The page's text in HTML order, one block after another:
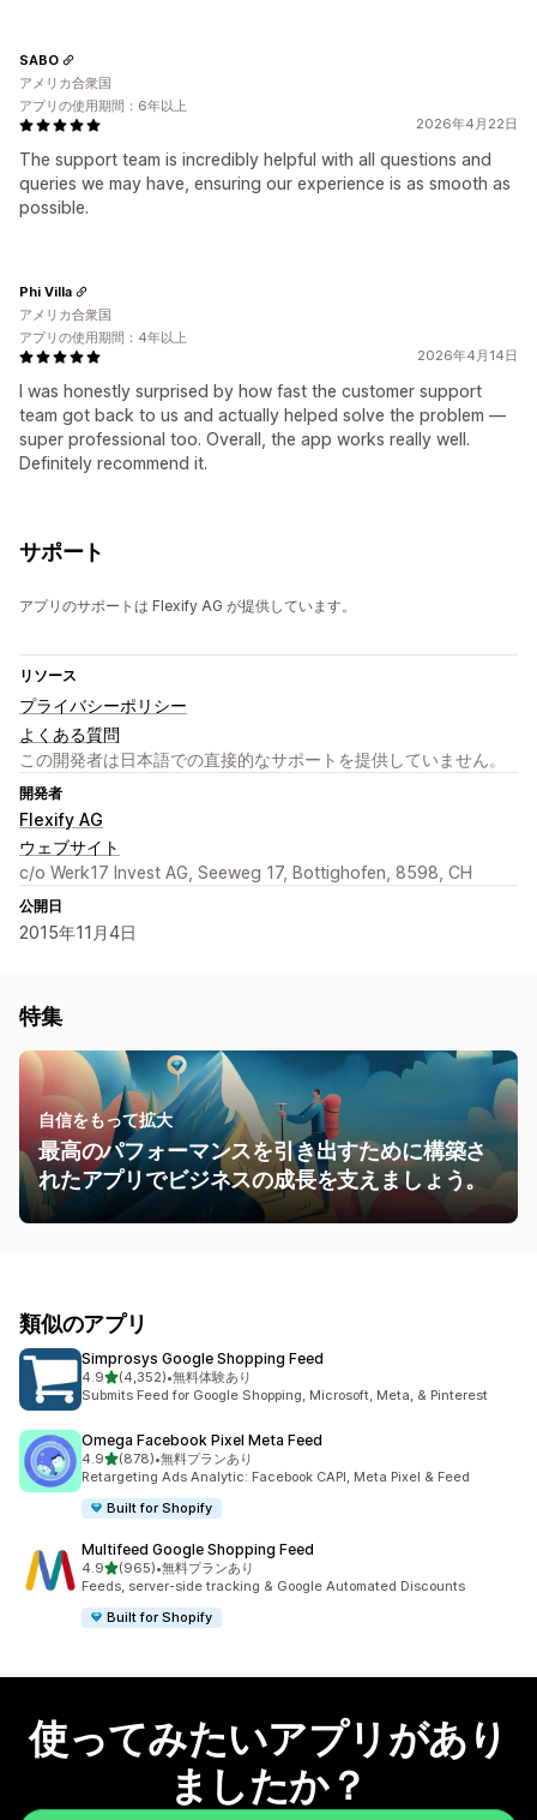
2026年4月22日
The support team is incredibly helpful with all questions and
queries we may have, ensuring our experience is as smooth as
possible.
SABO
アメリカ合衆国
アプリの使用期間：6年以上
2026年4月14日
I was honestly surprised by how fast the customer support
team got back to us and actually helped solve the problem —
super professional too. Overall, the app works really well.
Definitely recommend it.
Phi Villa
アメリカ合衆国
アプリの使用期間：4年以上
サポート
アプリのサポートは Flexify AG が提供しています。
リソース
プライバシーポリシー
よくある質問
この開発者は日本語での直接的なサポートを提供していません。
開発者
Flexify AG
ウェブサイト
c/o Werk17 Invest AG, Seeweg 17, Bottighofen, 8598, CH
公開日
2015年11月4日
特集
自信をもって拡大
最高のパフォーマンスを引き出すために構築さ
れたアプリでビジネスの成長を支えましょう。
類似のアプリ
Simprosys Google Shopping Feed
4.95つ星中
(4,352)
合計レビュー数：4352件
•無料体験あり
Submits Feed for Google Shopping, Microsoft, Meta, & Pinterest
Omega Facebook Pixel Meta Feed
4.95つ星中
(878)
合計レビュー数：878件
•無料プランあり
Retargeting Ads Analytic: Facebook CAPI, Meta Pixel & Feed
Built for Shopify
Multifeed Google Shopping Feed
4.95つ星中
(965)
合計レビュー数：965件
•無料プランあり
Feeds, server-side tracking & Google Automated Discounts
Built for Shopify
使ってみたいアプリがあり
ましたか？